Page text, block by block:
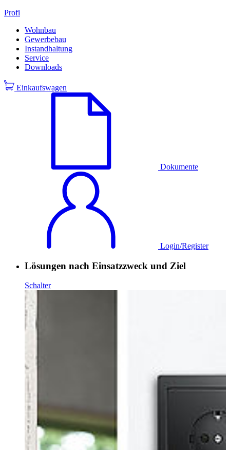
Profi
Wohnbau
Gewerbebau
Instandhaltung
Service
Downloads
Einkaufswagen
Dokumente
Login/Register
Lösungen nach Einsatzzweck und Ziel
Schalter